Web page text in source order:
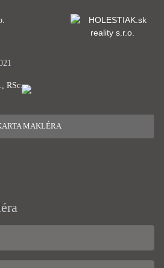
RSc.
MAKLÉRA